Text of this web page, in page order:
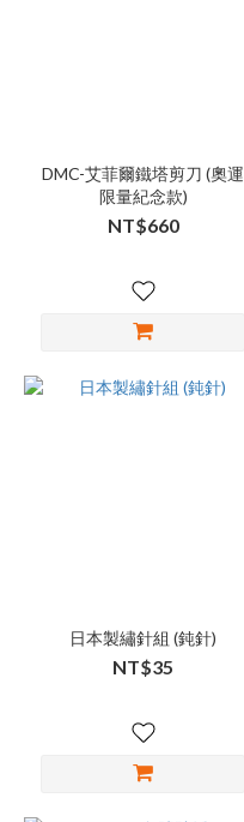
DMC-艾菲爾鐵塔剪刀 (奧運
限量紀念款)
NT$660
日本製繡針組 (鈍針)
NT$35